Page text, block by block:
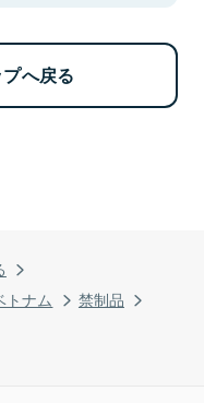
トナム
禁制品
へ戻る